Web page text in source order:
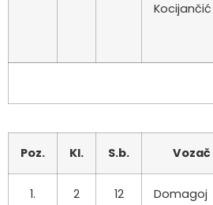
Kocijančić
Poz.
Kl. S.b. Vozač
1. 2 12
Domagoj